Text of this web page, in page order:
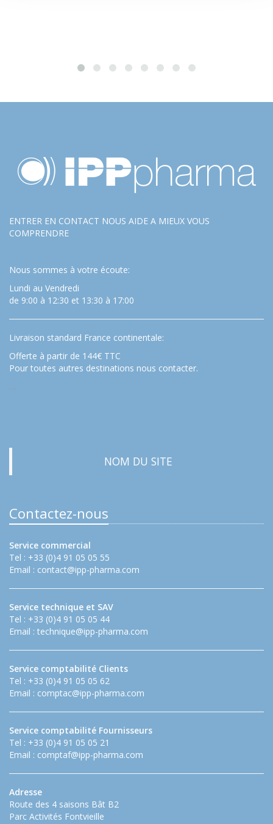
ENTRER EN CONTACT NOUS AIDE A MIEUX VOUS
COMPRENDRE
Nous sommes à votre écoute:
Lundi au Vendredi
de 9:00 à 12:30 et 13:30 à 17:00
Livraison standard France continentale:
Offerte à partir de 144€ TTC
Pour toutes autres destinations nous contacter.
…
NOM DU SITE
Contactez-nous
Service commercial
Tel : +33 (0)4 91 05 05 55
Email : contact@ipp-pharma.com
Service technique et SAV
Tel : +33 (0)4 91 05 05 44
Email : technique@ipp-pharma.com
Service comptabilité Clients
Tel : +33 (0)4 91 05 05 62
Email : comptac@ipp-pharma.com
Service comptabilité Fournisseurs
Tel : +33 (0)4 91 05 05 21
Email : comptaf@ipp-pharma.com
Adresse
Route des 4 saisons Bât B2
Parc Activités Fontvieille